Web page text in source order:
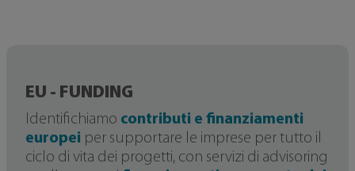
EU - FUNDING
Identifichiamo contributi e finanziamenti
europei per supportare le imprese per tutto il
ciclo di vita dei progetti, con servizi di advisoring